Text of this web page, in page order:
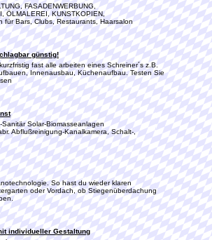
FASADENWERBUNG,
ÖLMALEREI, KUNSTKOPIEN,
für Bars, Clubs, Restaurants, Haarsalon
günstig!
fast alle arbeiten eines Schreiner´s z.B.
Innenausbau, Küchenaufbau. Testen Sie
Solar-Biomasseanlagen
Abflußreinigung-Kanalkamera, Schalt-,
So hast du wieder klaren
oder Vordach, ob Stiegenüberdachung
individueller Gestaltung